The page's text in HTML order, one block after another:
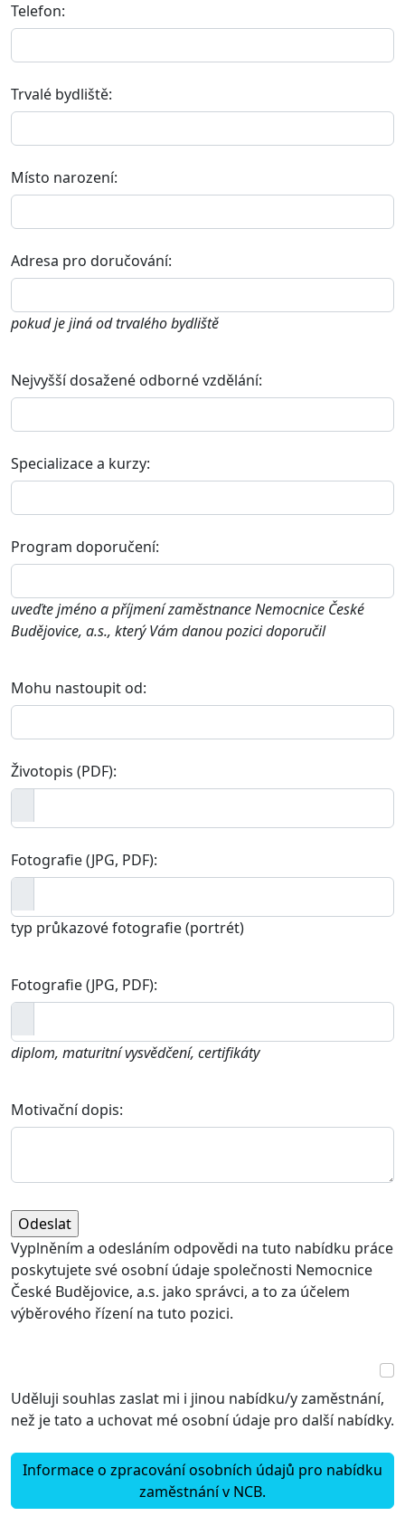
Telefon:
Trvalé bydliště:
Místo narození:
Adresa pro doručování:
pokud je jiná od trvalého bydliště
Nejvyšší dosažené odborné vzdělání:
Specializace a kurzy:
Program doporučení:
uveďte jméno a příjmení zaměstnance Nemocnice České
Budějovice, a.s., který Vám danou pozici doporučil
Mohu nastoupit od:
Životopis (PDF):
Fotografie (JPG, PDF):
typ průkazové fotografie (portrét)
Fotografie (JPG, PDF):
diplom, maturitní vysvědčení, certifikáty
Motivační dopis:
Vyplněním a odesláním odpovědi na tuto nabídku práce
poskytujete své osobní údaje společnosti Nemocnice
České Budějovice, a.s. jako správci, a to za účelem
výběrového řízení na tuto pozici.
Uděluji souhlas zaslat mi i jinou nabídku/y zaměstnání,
než je tato a uchovat mé osobní údaje pro další nabídky.
Informace o zpracování osobních údajů pro nabídku
zaměstnání v NCB.